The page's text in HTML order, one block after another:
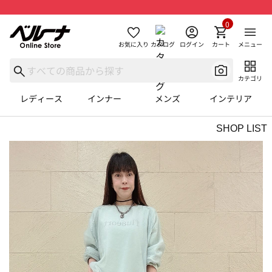
お気に入り カタログ ログイン カート
0
メニュー
カテゴリ
レディース インナー メンズ インテリア
SHOP LIST